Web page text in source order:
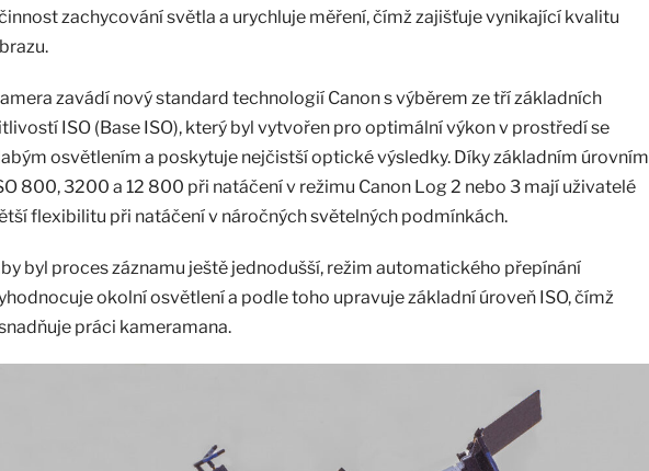
zachycování světla a urychluje měření, čímž zajišťuje vynikající kvalitu
zavádí nový standard technologií Canon s výběrem ze tří základních
ISO (Base ISO), který byl vytvořen pro optimální výkon v prostředí se
osvětlením a poskytuje nejčistší optické výsledky. Díky základním úrovním
800, 3200 a 12 800 při natáčení v režimu Canon Log 2 nebo 3 mají uživatelé
flexibilitu při natáčení v náročných světelných podmínkách.
byl proces záznamu ještě jednodušší, režim automatického přepínání
okolní osvětlení a podle toho upravuje základní úroveň ISO, čímž
práci kameramana.